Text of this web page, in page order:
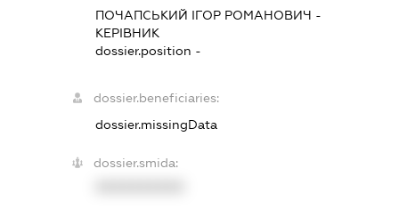
ПОЧАПСЬКИЙ ІГОР РОМАНОВИЧ -
КЕРІВНИК
dossier.position -
dossier.beneficiaries:
dossier.missingData
dossier.smida: